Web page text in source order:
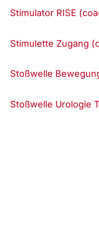
Stimulator RISE
Stimulette Zugang
Stoßwelle
Stoßwelle Urologie